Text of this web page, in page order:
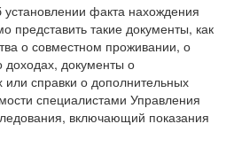
факта нахождения
представить такие документы, как
о совместном проживании, о
доходах, документы о
или справки о дополнительных
специалистами Управления
включающий показания